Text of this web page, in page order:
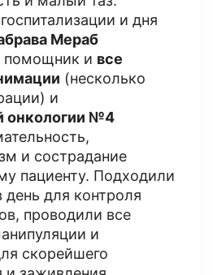
и дня
Мераб
помощник и все
(несколько
и
онкологии №4
и сострадание
пациенту. Подходили
день для контроля
проводили все
и
скорейшего